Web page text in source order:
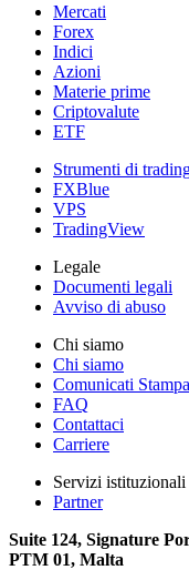
Mercati
Forex
Indici
Azioni
Materie prime
Criptovalute
ETF
Strumenti di
FXBlue
VPS
TradingView
Legale
Documenti legali
Avviso di abuso
Chi siamo
Chi siamo
Comunicati Stampa
FAQ
Contattaci
Carriere
Servizi istituzionali
Partner
Suite 124, Signature
PTM 01, Malta